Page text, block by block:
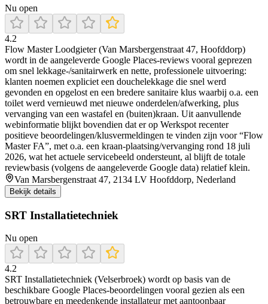
Nu open
4.2
Flow Master Loodgieter (Van Marsbergenstraat 47, Hoofddorp)
wordt in de aangeleverde Google Places-reviews vooral geprezen
om snel lekkage-/sanitairwerk en nette, professionele uitvoering:
klanten noemen expliciet een douchelekkage die snel werd
gevonden en opgelost en een bredere sanitaire klus waarbij o.a. een
toilet werd vernieuwd met nieuwe onderdelen/afwerking, plus
vervanging van een wastafel en (buiten)kraan. Uit aanvullende
webinformatie blijkt bovendien dat er op Werkspot recenter
positieve beoordelingen/klusvermeldingen te vinden zijn voor “Flow
Master FA”, met o.a. een kraan-plaatsing/vervanging rond 18 juli
2026, wat het actuele servicebeeld ondersteunt, al blijft de totale
reviewbasis (volgens de aangeleverde Google data) relatief klein.
Van Marsbergenstraat 47, 2134 LV Hoofddorp, Nederland
Bekijk details
SRT Installatietechniek
Nu open
4.2
SRT Installatietechniek (Velserbroek) wordt op basis van de
beschikbare Google Places-beoordelingen vooral gezien als een
betrouwbare en meedenkende installateur met aantoonbaar